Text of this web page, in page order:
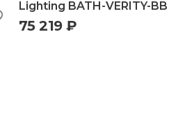
быстрый просмотр
Lighting BATH-VERITY-BB
75 219 ₽